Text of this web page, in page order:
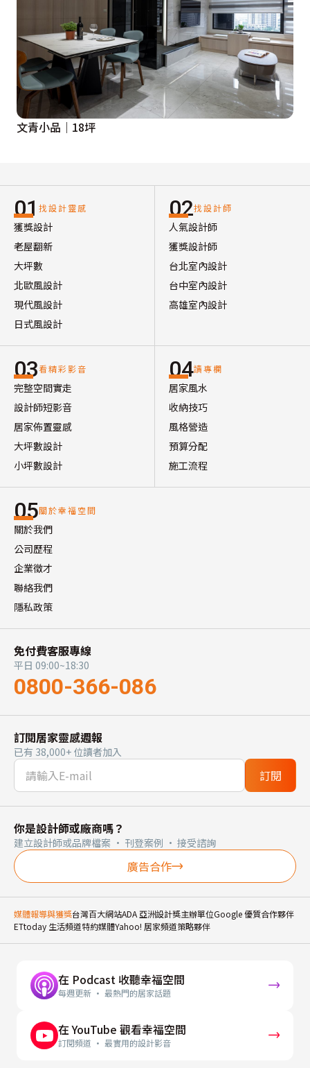
文青小品｜18坪
01 找設計靈感
獲獎設計
老屋翻新
大坪數
北歐風設計
現代風設計
日式風設計
02找設計師
人氣設計師
獲獎設計師
台北室內設計
台中室內設計
高雄室內設計
03看精彩影音
完整空間實走
設計師短影音
居家佈置靈感
大坪數設計
小坪數設計
04讀專欄
居家風水
收納技巧
風格營造
預算分配
施工流程
05關於幸福空間
關於我們
公司歷程
企業徵才
聯絡我們
隱私政策
免付費客服專線
平日 09:00~18:30
0800-366-086
訂閱居家靈感週報
已有 38,000+ 位讀者加入
訂閱
你是設計師或廠商嗎？
建立設計師或品牌檔案 · 刊登案例 · 接受諮詢
廣告合作
媒體報導與獲獎台灣百大網站ADA 亞洲設計獎主辦單位Google 優質合作夥伴
ETtoday 生活頻道特約媒體Yahoo! 居家頻道策略夥伴
在 Podcast 收聽幸福空間
每週更新 · 最熱門的居家話題
在 YouTube 觀看幸福空間
訂閱頻道 · 最實用的設計影音